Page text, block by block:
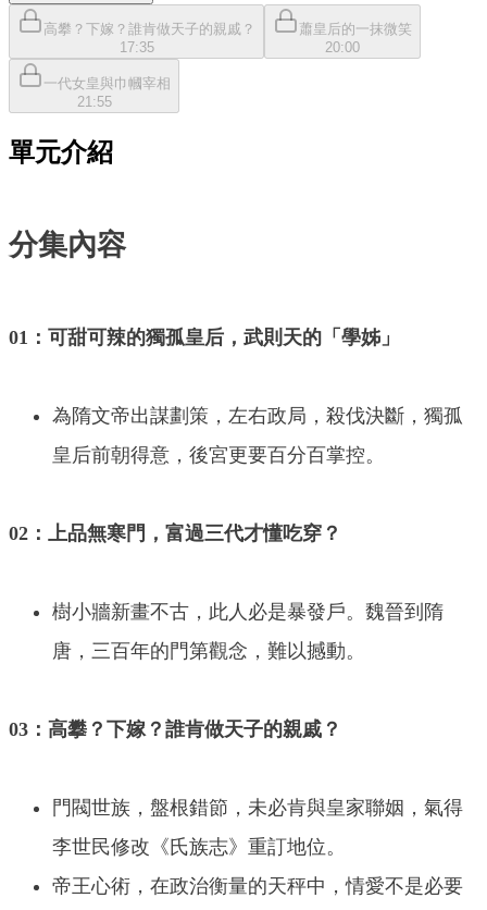
高攀？下嫁？誰肯做天子的親戚？
17:35
蕭皇后的一抹微笑
20:00
一代女皇與巾幗宰相
21:55
單元介紹
分集內容
01：可甜可辣的獨孤皇后，武則天的「學姊」
為隋文帝出謀劃策，左右政局，殺伐決斷，獨孤
皇后前朝得意，後宮更要百分百掌控。
02：上品無寒門，富過三代才懂吃穿？
樹小牆新畫不古，此人必是暴發戶。魏晉到隋
唐，三百年的門第觀念，難以撼動。
03：高攀？下嫁？誰肯做天子的親戚？
門閥世族，盤根錯節，未必肯與皇家聯姻，氣得
李世民修改《氏族志》重訂地位。
帝王心術，在政治衡量的天秤中，情愛不是必要